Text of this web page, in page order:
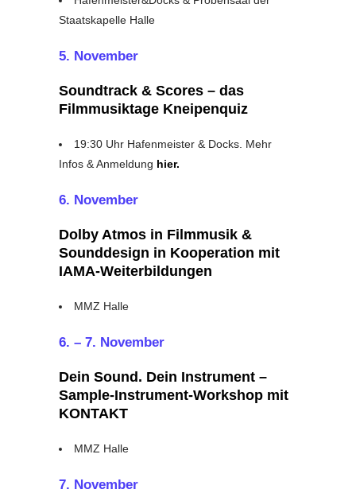
Staatskapelle Halle
5. November
Soundtrack & Scores – das
Filmmusiktage Kneipenquiz
19:30 Uhr Hafenmeister & Docks. Mehr
Infos & Anmeldung hier.
6. November
Dolby Atmos in Filmmusik &
Sounddesign in Kooperation mit
IAMA-Weiterbildungen
MMZ Halle
6. – 7. November
Dein Sound. Dein Instrument –
Sample-Instrument-Workshop mit
KONTAKT
MMZ Halle
7. November